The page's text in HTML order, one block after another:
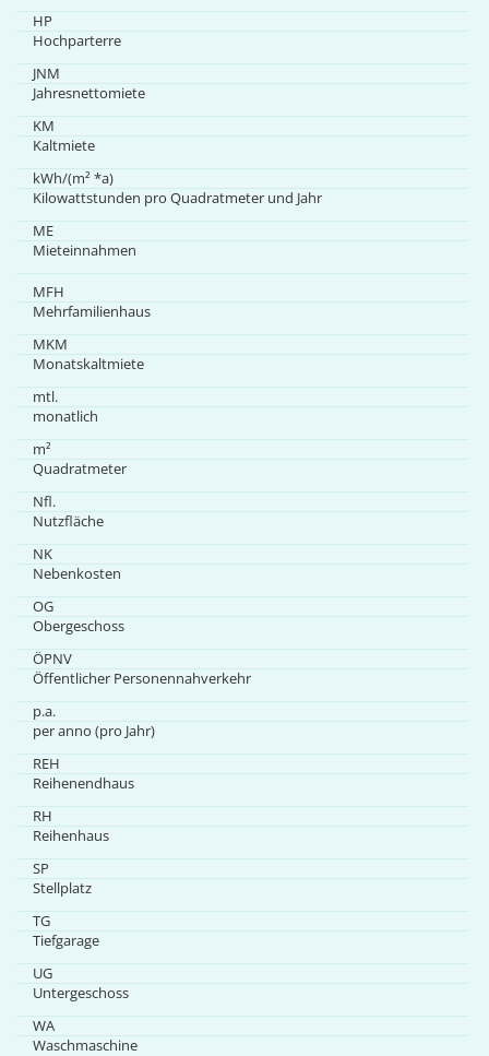
HP
Hochparterre
JNM
Jahresnettomiete
KM
Kaltmiete
kWh/(m² *a)
Kilowattstunden pro Quadratmeter und Jahr
ME
Mieteinnahmen
MFH
Mehrfamilienhaus
MKM
Monatskaltmiete
mtl.
monatlich
m²
Quadratmeter
Nfl.
Nutzfläche
NK
Nebenkosten
OG
Obergeschoss
ÖPNV
Öffentlicher Personennahverkehr
p.a.
per anno (pro Jahr)
REH
Reihenendhaus
RH
Reihenhaus
SP
Stellplatz
TG
Tiefgarage
UG
Untergeschoss
WA
Waschmaschine